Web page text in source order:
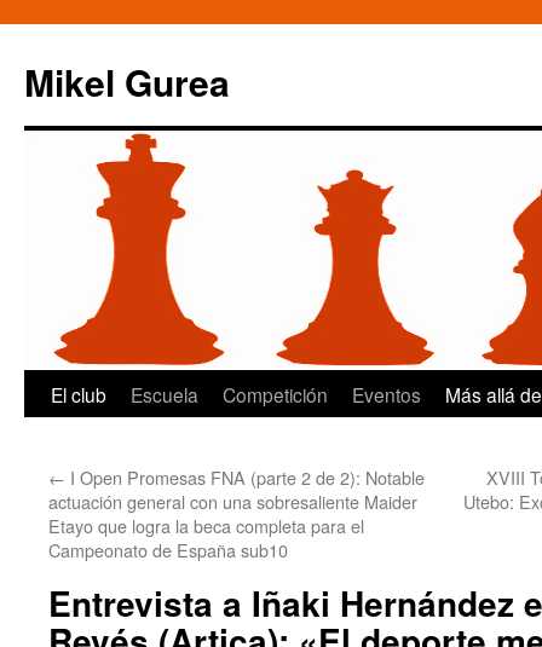
Mikel Gurea
Saltar
contenido
El club Escuela Competición Eventos Más allá
← I Open Promesas FNA (parte 2 de 2): Notable
actuación general con una sobresaliente Maider
Etayo que logra la beca completa para el
Campeonato de España sub10
XVIII
Utebo:
Entrevista a Iñaki Hernández